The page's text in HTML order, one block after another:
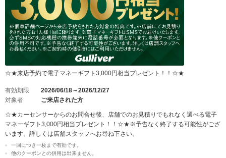
☆★来店予約で電子マネーギフト3,000円相当プレゼント！！☆★
有効期限
2026/06/18～2026/12/27
対象者
ご来店された方
☆★カーセンサーからのお問合せ後、店舗でのお見積りでもれなく選べる電子
マネーギフト3,000円相当プレゼント！！☆★※予告なく終了する可能性がござ
います。詳しくは店舗スタッフへお尋ね下さい。
一回につき一枚まで有効です。
他のクーポンとの併用は出来ません。